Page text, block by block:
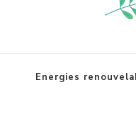
Energies